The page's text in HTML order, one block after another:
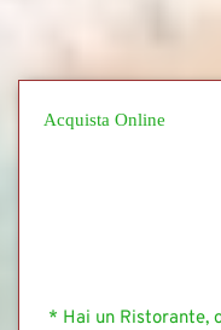
Acquista Online